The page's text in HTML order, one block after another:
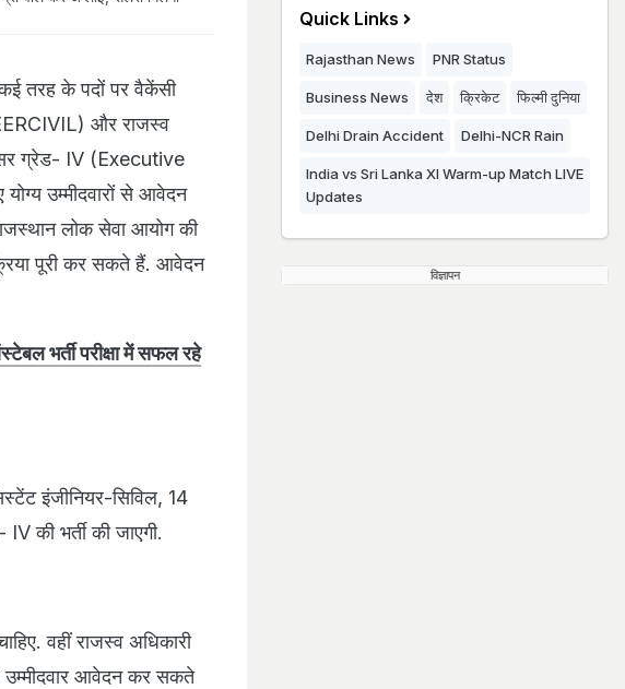
तरह के पदों पर वैकेंसी
और राजस्व
ग्रेड- IV (Executive
उम्मीदवारों से आवेदन
लोक सेवा आयोग की
पूरी कर सकते हैं. आवेदन
भर्ती परीक्षा में सफल रहे
इंजीनियर-सिविल, 14
की भर्ती की जाएगी.
वहीं राजस्व अधिकारी
आवेदन कर सकते
Quick Links
Rajasthan News PNR Status
Business News देश क्रिकेट फिल्मी दुनिया
Delhi Drain Accident Delhi-NCR Rain
India vs Sri Lanka XI Warm-up Match LIVE
Updates
विज्ञापन